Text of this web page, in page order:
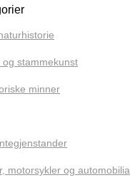
og stammekunst
minner
motorsykler og automobilia